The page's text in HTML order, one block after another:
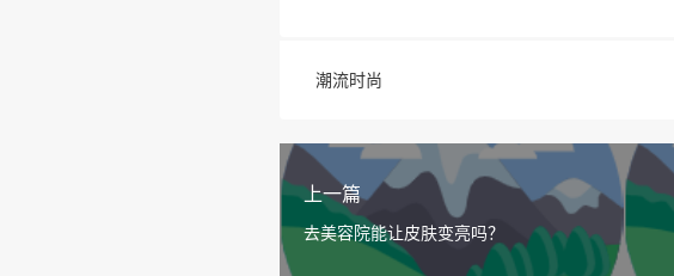
潮流时尚
上一篇
去美容院能让皮肤变亮吗？